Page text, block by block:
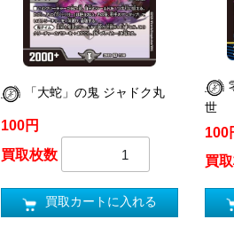
「大蛇」の鬼 ジャドク丸
100円
買取枚数
買取カートに入れる
世
買